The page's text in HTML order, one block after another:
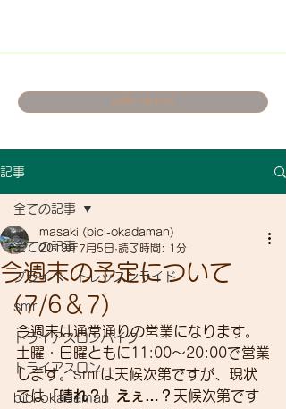
お問い合わせ
記事
全ての記事
プライベートレッスンライド
smr
トライアスロンバイク
トライアスロン
bici-okadaman
全ての記事
今週末の予定について
（7/6＆7)
masaki (bici-okadaman)
2019年7月5日 読了時間: 1分
今週末は通常通りの営業になります。
土曜・日曜ともに11:00～20:00で営業
します。smrは天候次第ですが、現状
では「晴れ？」えぇ…？ 天候次第です